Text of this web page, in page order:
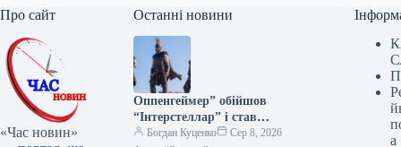
Про сайт
«Час новин»
Останні новини
Оппенгеймер” обійшов
“Інтерстеллар” і став
найкасовішим фільмом
Богдан Куценко
Сер 8, 2026
а